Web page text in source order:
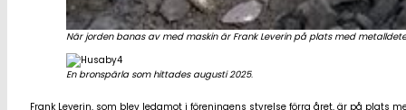
När jorden banas av med maskin är Frank Leverin på plats med
En bronspärla som hittades augusti 2025.
Frank Leverin, som blev ledamot i föreningens styrelse förra året, är på